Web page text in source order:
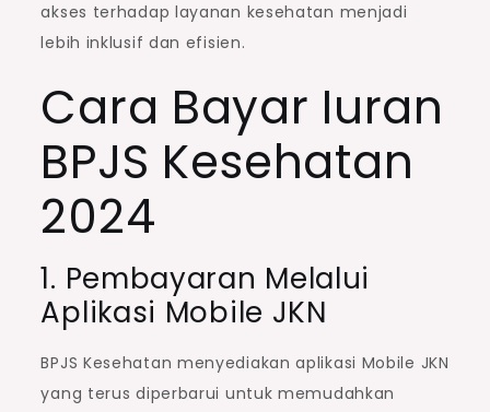
akses terhadap layanan kesehatan menjadi
lebih inklusif dan efisien.
Cara Bayar Iuran
BPJS Kesehatan
2024
1. Pembayaran Melalui
Aplikasi Mobile JKN
BPJS Kesehatan menyediakan aplikasi Mobile JKN
yang terus diperbarui untuk memudahkan